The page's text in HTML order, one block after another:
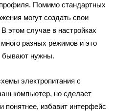
Помимо стандартных
могут создать свои
этом случае в настройках
разных режимов и это
бывают нужны.
электропитания с
компьютер, но сделает
понятнее, избавит интерфейс